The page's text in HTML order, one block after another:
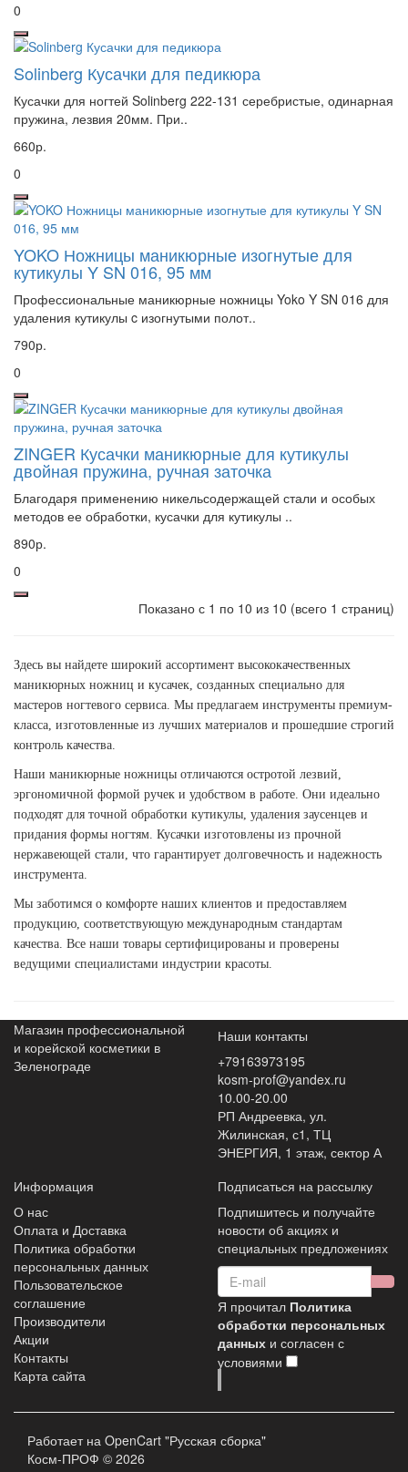
0
Solinberg Кусачки для педикюра
Кусачки для ногтей Solinberg 222-131 серебристые, одинарная
пружина, лезвия 20мм. При..
660р.
0
YOKO Ножницы маникюрные изогнутые для
кутикулы Y SN 016, 95 мм
Профессиональные маникюрные ножницы Yoko Y SN 016 для
удаления кутикулы c изогнутыми полот..
790р.
0
ZINGER Кусачки маникюрные для кутикулы
двойная пружина, ручная заточка
Благодаря применению никельсодержащей стали и особых
методов ее обработки, кусачки для кутикулы ..
890р.
0
Показано с 1 по 10 из 10 (всего 1 страниц)
Здесь вы найдете широкий ассортимент высококачественных
маникюрных ножниц и кусачек, созданных специально для
мастеров ногтевого сервиса. Мы предлагаем инструменты премиум-
класса, изготовленные из лучших материалов и прошедшие строгий
контроль качества.
Наши маникюрные ножницы отличаются остротой лезвий,
эргономичной формой ручек и удобством в работе. Они идеально
подходят для точной обработки кутикулы, удаления заусенцев и
придания формы ногтям. Кусачки изготовлены из прочной
нержавеющей стали, что гарантирует долговечность и надежность
инструмента.
Мы заботимся о комфорте наших клиентов и предоставляем
продукцию, соответствующую международным стандартам
качества. Все наши товары сертифицированы и проверены
ведущими специалистами индустрии красоты.
Магазин профессиональной
и корейской косметики в
Зеленограде
Наши контакты
+79163973195
kosm-prof@yandex.ru
10.00-20.00
РП Андреевка, ул.
Жилинская, с1, ТЦ
ЭНЕРГИЯ, 1 этаж, сектор А
Информация
О нас
Оплата и Доставка
Политика обработки
персональных данных
Пользовательское
соглашение
Производители
Акции
Контакты
Карта сайта
Подписаться на рассылку
Подпишитесь и получайте
новости об акциях и
специальных предложениях
Я прочитал Политика
обработки персональных
данных и согласен с
условиями
Работает на OpenCart "Русская сборка"
Косм-ПРОФ © 2026